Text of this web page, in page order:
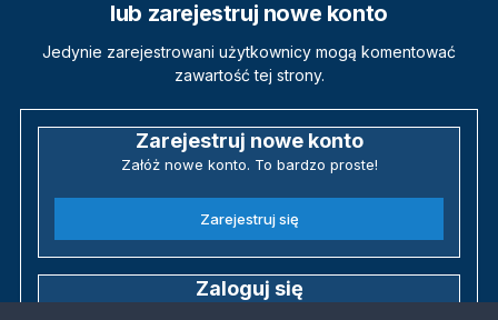
lub zarejestruj nowe konto
Jedynie zarejestrowani użytkownicy mogą komentować
zawartość tej strony.
Zarejestruj nowe konto
Załóż nowe konto. To bardzo proste!
Zarejestruj się
Zaloguj się